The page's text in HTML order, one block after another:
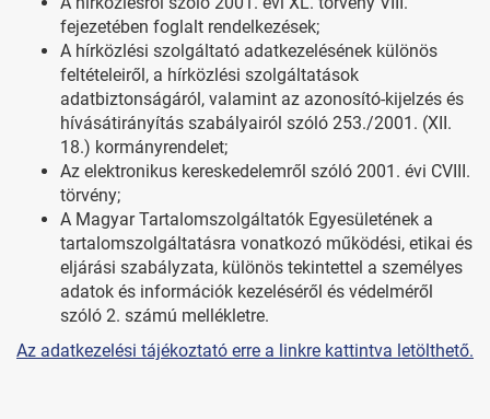
fejezetében foglalt rendelkezések;
A hírközlési szolgáltató adatkezelésének különös
feltételeiről, a hírközlési szolgáltatások
adatbiztonságáról, valamint az azonosító-kijelzés és
hívásátirányítás szabályairól szóló 253./2001. (XII.
18.) kormányrendelet;
Az elektronikus kereskedelemről szóló 2001. évi CVIII.
törvény;
A Magyar Tartalomszolgáltatók Egyesületének a
tartalomszolgáltatásra vonatkozó működési, etikai és
eljárási szabályzata, különös tekintettel a személyes
adatok és információk kezeléséről és védelméről
szóló 2. számú mellékletre.
Az adatkezelési tájékoztató erre a linkre kattintva letölthető.